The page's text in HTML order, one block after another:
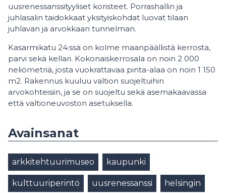
uusrenessanssityyliset koristeet. Porrashallin ja
juhlasalin taidokkaat yksityiskohdat luovat tilaan
juhlavan ja arvokkaan tunnelman.
Kasarmikatu 24:ssä on kolme maanpäällistä kerrosta,
parvi sekä kellari. Kokonaiskerrosala on noin 2 000
neliömetriä, josta vuokrattavaa pinta-alaa on noin 1 150
m2. Rakennus kuuluu valtion suojeltuihin
arvokohteisiin, ja se on suojeltu sekä asemakaavassa
että valtioneuvoston asetuksella.
Avainsanat
arkkitehtuurimuseo kaupunki
kulttuuriperintö uusrenessanssi helsingin